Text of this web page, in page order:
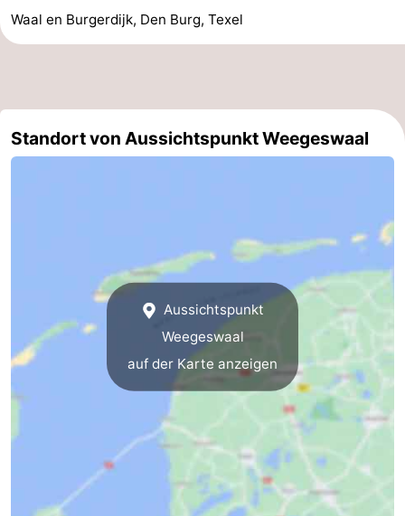
Rundfahrten
-
Minigolfplätze
Natur
Schwimmbader
Radfahren
Wattwandern
Waal en Burgerdijk, Den Burg, Texel
Standort von Aussichtspunkt Weegeswaal
Aussichtspunkt
Weegeswaal
auf der Karte anzeigen